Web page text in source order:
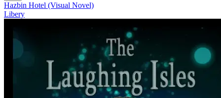
Hazbin Hotel (Visual Novel)
Libery